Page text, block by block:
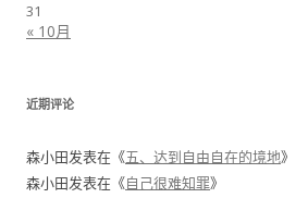
31
« 10月
近期评论
森小田发表在《五、达到自由自在的境地》
森小田发表在《自己很难知罪》